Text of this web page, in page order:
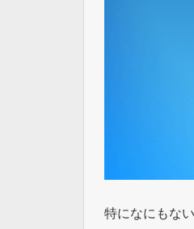
特になにもな